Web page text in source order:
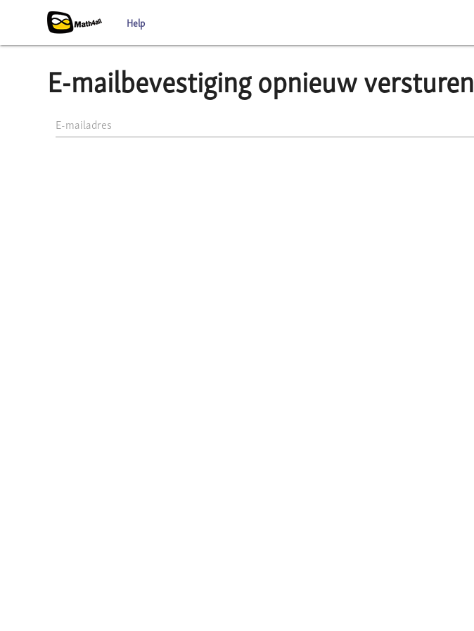
Help
E-mailbevestiging opnieuw versturen
E-mailadres